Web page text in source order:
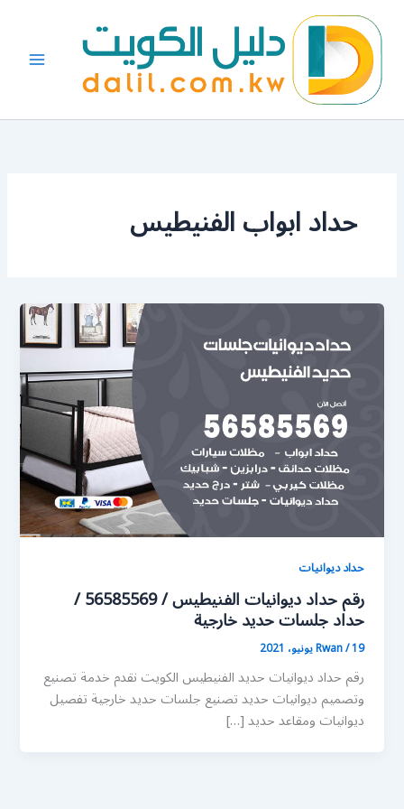
المحتوى
حداد ابواب الفنيطيس
حداد ديوانيات
رقم حداد ديوانيات الفنيطيس / 56585569 /
حداد جلسات حديد خارجية
Rwan/19 يونيو، 2021
رقم حداد ديوانيات حديد الفنيطيس الكويت نقدم خدمة تصنيع
وتصميم ديوانيات حديد تصنيع جلسات حديد خارجية تفصيل
ديوانيات ومقاعد حديد […]